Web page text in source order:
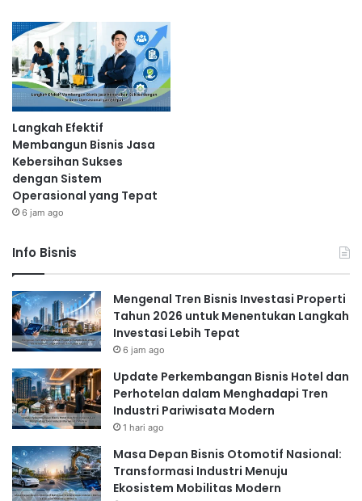
Langkah Efektif
Membangun Bisnis Jasa
Kebersihan Sukses
dengan Sistem
Operasional yang Tepat
6 jam ago
Info Bisnis
Mengenal Tren Bisnis Investasi Properti
Tahun 2026 untuk Menentukan Langkah
Investasi Lebih Tepat
6 jam ago
Update Perkembangan Bisnis Hotel dan
Perhotelan dalam Menghadapi Tren
Industri Pariwisata Modern
1 hari ago
Masa Depan Bisnis Otomotif Nasional:
Transformasi Industri Menuju
Ekosistem Mobilitas Modern